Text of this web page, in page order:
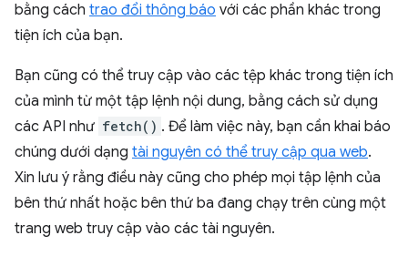
bằng cách trao đổi thông báo với các phần khác trong
tiện ích của bạn.
Bạn cũng có thể truy cập vào các tệp khác trong tiện ích
của mình từ một tập lệnh nội dung, bằng cách sử dụng
các API như fetch() . Để làm việc này, bạn cần khai báo
chúng dưới dạng tài nguyên có thể truy cập qua web.
Xin lưu ý rằng điều này cũng cho phép mọi tập lệnh của
bên thứ nhất hoặc bên thứ ba đang chạy trên cùng một
trang web truy cập vào các tài nguyên.